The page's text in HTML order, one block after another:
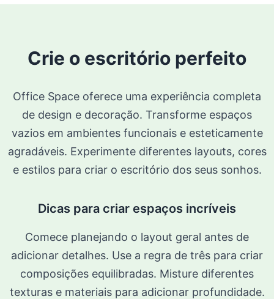
Crie o escritório perfeito
Office Space oferece uma experiência completa
de design e decoração. Transforme espaços
vazios em ambientes funcionais e esteticamente
agradáveis. Experimente diferentes layouts, cores
e estilos para criar o escritório dos seus sonhos.
Dicas para criar espaços incríveis
Comece planejando o layout geral antes de
adicionar detalhes. Use a regra de três para criar
composições equilibradas. Misture diferentes
texturas e materiais para adicionar profundidade.